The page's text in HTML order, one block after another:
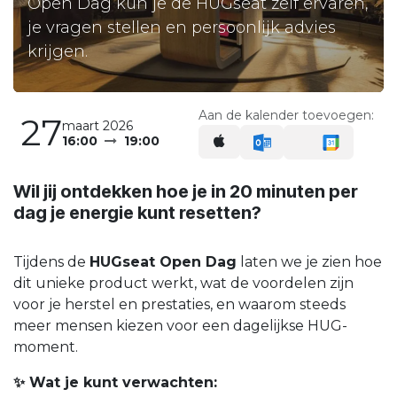
je vragen stellen en persoonlijk advies
krijgen.
27maart 2026
16:00
19:00
Aan de kalender toevoegen:
Wil jij ontdekken hoe je in 20 minuten per
dag je energie kunt resetten?
Tijdens de HUGseat Open Dag laten we je zien hoe
dit unieke product werkt, wat de voordelen zijn
voor je herstel en prestaties, en waarom steeds
meer mensen kiezen voor een dagelijkse HUG-
moment.
✨ Wat je kunt verwachten: